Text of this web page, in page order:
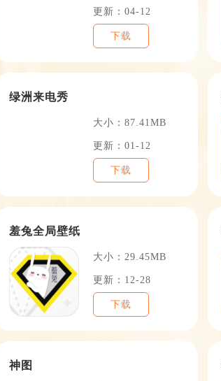
更新：04-12
下载
绿洲来电秀
大小：87.41MB
更新：01-12
下载
羞兔全局壁纸
大小：29.45MB
更新：12-28
下载
神图